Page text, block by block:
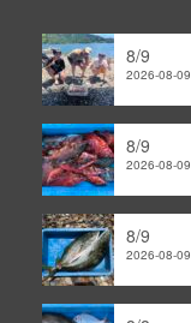
8/9
2026-08-09
8/9
2026-08-09
8/9
2026-08-09